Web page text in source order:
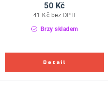
Brzy skladem
41 Kč bez DPH
50 Kč